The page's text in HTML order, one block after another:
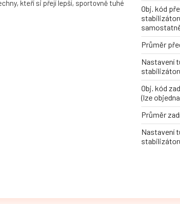
kteří si přejí lepší, sportovně tuhé
Obj. kód
Průměr
Nastavení
Obj. kód
(lze
Průměr
Nastavení